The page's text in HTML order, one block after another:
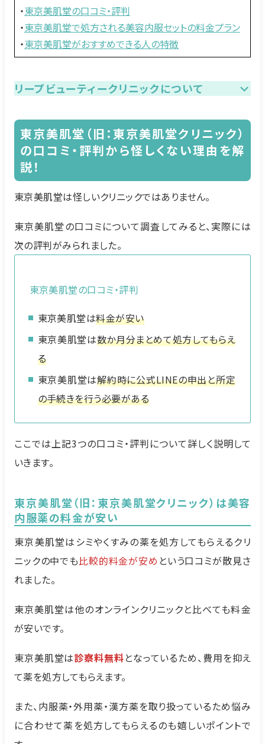
・東京美肌堂の口コミ・評判
・東京美肌堂で処方される美容内服セットの料金プラン
・東京美肌堂がおすすめできる人の特徴
リープビューティークリニックについて
東京美肌堂（旧：東京美肌堂クリニック）
の口コミ・評判から怪しくない理由を解
説！
東京美肌堂は怪しいクリニックではありません。
東京美肌堂の口コミについて調査してみると、実際には
次の評判がみられました。
東京美肌堂の口コミ・評判
東京美肌堂は料金が安い
東京美肌堂は数か月分まとめて処方してもらえ
る
東京美肌堂は解約時に公式LINEの申出と所定
の手続きを行う必要がある
ここでは上記3つの口コミ・評判について詳しく説明して
いきます。
東京美肌堂（旧：東京美肌堂クリニック）は美容
内服薬の料金が安い
東京美肌堂はシミやくすみの薬を処方してもらえるクリ
ニックの中でも比較的料金が安め という口コミが散見さ
れました。
東京美肌堂は他のオンラインクリニックと比べても料金
が安いです。
東京美肌堂は診察料無料となっているため、費用を抑え
て薬を処方してもらえます。
また、内服薬・外用薬・漢方薬を取り扱っているため悩み
に合わせて薬を処方してもらえるのも嬉しいポイントで